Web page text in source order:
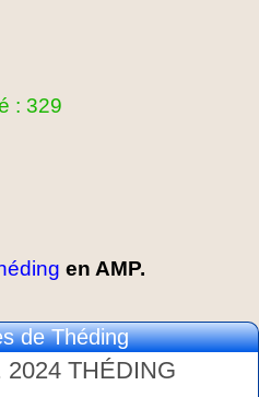
: 329
en AMP.
de Théding
2024 THÉDING